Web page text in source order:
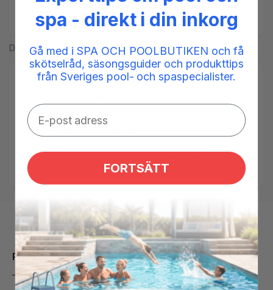
Add to compare
Del
Tilgængelighed:
Low stock: 9 left
Tags:
EMX-051-0067
Reservedele og tilbehør pool,
Reservedele Sandfilter
Produktbeskrivelse
spa - direkt i din inkorg
Gå med i SPA OCH POOLBUTIKEN och få
skötselråd, säsongsguider och produkttips
från Sveriges pool- och spaspecialister.
FORTSÄTT